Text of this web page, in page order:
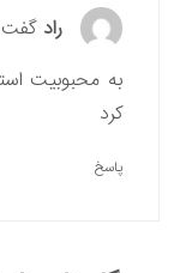
راد
به محبوبیت
کرد
پاسخ